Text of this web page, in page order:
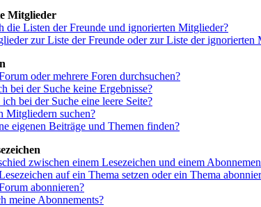
Mitglieder
die Listen der Freunde und ignorierten Mitglieder?
zur Liste der Freunde oder zur Liste der
oder mehrere Foren durchsuchen?
bei der Suche keine Ergebnisse?
bei der Suche eine leere Seite?
Mitgliedern suchen?
eigenen Beiträge und Themen finden?
zwischen einem Lesezeichen und einem
auf ein Thema setzen oder ein Thema
abonnieren?
meine Abonnements?